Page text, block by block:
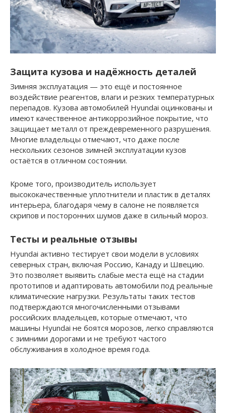
Защита кузова и надёжность деталей
Зимняя эксплуатация — это ещё и постоянное
воздействие реагентов, влаги и резких температурных
перепадов. Кузова автомобилей Hyundai оцинкованы и
имеют качественное антикоррозийное покрытие, что
защищает металл от преждевременного разрушения.
Многие владельцы отмечают, что даже после
нескольких сезонов зимней эксплуатации кузов
остаётся в отличном состоянии.
Кроме того, производитель использует
высококачественные уплотнители и пластик в деталях
интерьера, благодаря чему в салоне не появляется
скрипов и посторонних шумов даже в сильный мороз.
Тесты и реальные отзывы
Hyundai активно тестирует свои модели в условиях
северных стран, включая Россию, Канаду и Швецию.
Это позволяет выявить слабые места ещё на стадии
прототипов и адаптировать автомобили под реальные
климатические нагрузки. Результаты таких тестов
подтверждаются многочисленными отзывами
российских владельцев, которые отмечают, что
машины Hyundai не боятся морозов, легко справляются
с зимними дорогами и не требуют частого
обслуживания в холодное время года.